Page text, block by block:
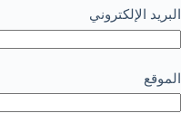
البريد الإلكتروني
الموقع